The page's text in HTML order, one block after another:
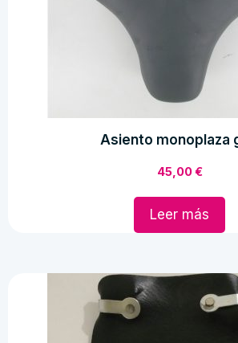
Asiento monoplaza
45,00€
Leer más